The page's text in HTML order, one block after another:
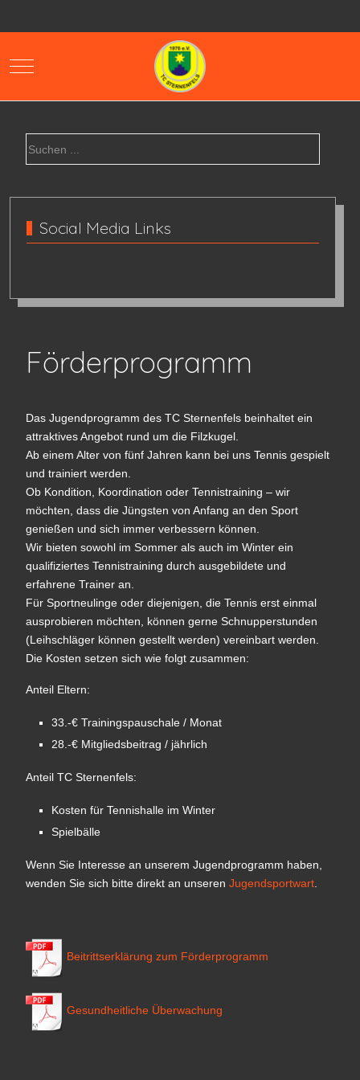
Mobile Menu Toggle
Social Media Links
Förderprogramm
Das Jugendprogramm des TC Sternenfels beinhaltet ein
attraktives Angebot rund um die Filzkugel.
Ab einem Alter von fünf Jahren kann bei uns Tennis gespielt
und trainiert werden.
Ob Kondition, Koordination oder Tennistraining – wir
möchten, dass die Jüngsten von Anfang an den Sport
genießen und sich immer verbessern können.
Wir bieten sowohl im Sommer als auch im Winter ein
qualifiziertes Tennistraining durch ausgebildete und
erfahrene Trainer an.
Für Sportneulinge oder diejenigen, die Tennis erst einmal
ausprobieren möchten, können gerne Schnupperstunden
(Leihschläger können gestellt werden) vereinbart werden.
Die Kosten setzen sich wie folgt zusammen:
Anteil Eltern:
33.-€ Trainingspauschale / Monat
28.-€ Mitgliedsbeitrag / jährlich
Anteil TC Sternenfels:
Kosten für Tennishalle im Winter
Spielbälle
Wenn Sie Interesse an unserem Jugendprogramm haben,
wenden Sie sich bitte direkt an unseren Jugendsportwart
Beitrittserklärung zum Förderprogramm
Gesundheitliche Überwachung